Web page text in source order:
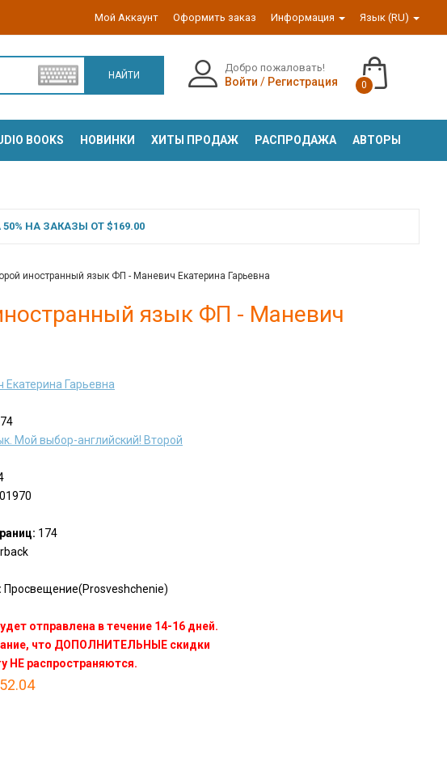
Мой Аккаунт Оформить заказ Информация Язык (RU)
НАЙТИ
Добро пожаловать!
Войти / Регистрация 0
BOOKS НОВИНКИ ХИТЫ ПРОДАЖ РАСПРОДАЖА АВТОРЫ
НА ЗАКАЗЫ ОТ $169.00
иностранный язык ФП - Маневич Екатерина Гарьевна
язык ФП - Маневич
Екатерина Гарьевна
Мой выбор-английский! Второй
174
Просвещение(Prosveshchenie)
отправлена в течение 14-16 дней.
что ДОПОЛНИТЕЛЬНЫЕ скидки
НЕ распространяются.